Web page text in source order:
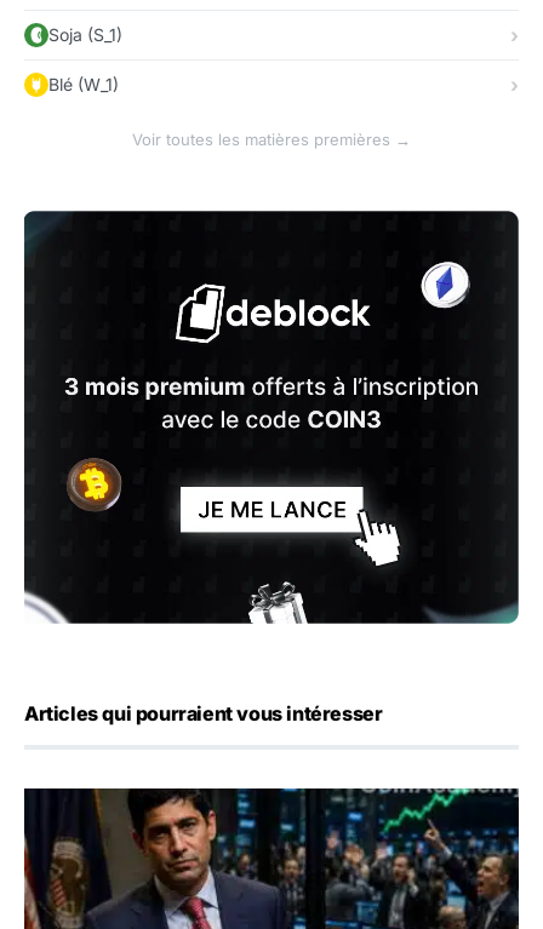
Soja (S_1)
Blé (W_1)
Voir toutes les matières premières →
Articles qui pourraient vous intéresser
Emploi américain : 23 000 postes détruits en juillet, les